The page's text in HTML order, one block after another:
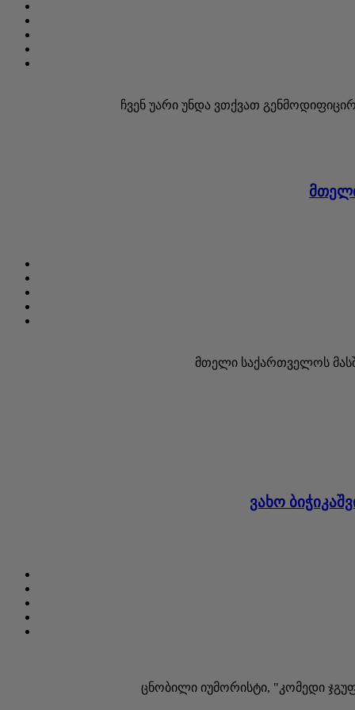
ჩვენ უარი უნდა ვთქვათ
მთელი საქართველოს
ვახო
ცნობილი იუმორისტი, "კომედი